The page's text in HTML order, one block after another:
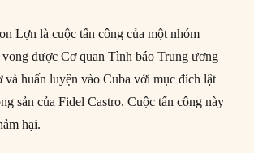
Lợn là cuộc tấn công của một nhóm
được Cơ quan Tình báo Trung ương
huấn luyện vào Cuba với mục đích lật
sản của Fidel Castro. Cuộc tấn công này
hại.